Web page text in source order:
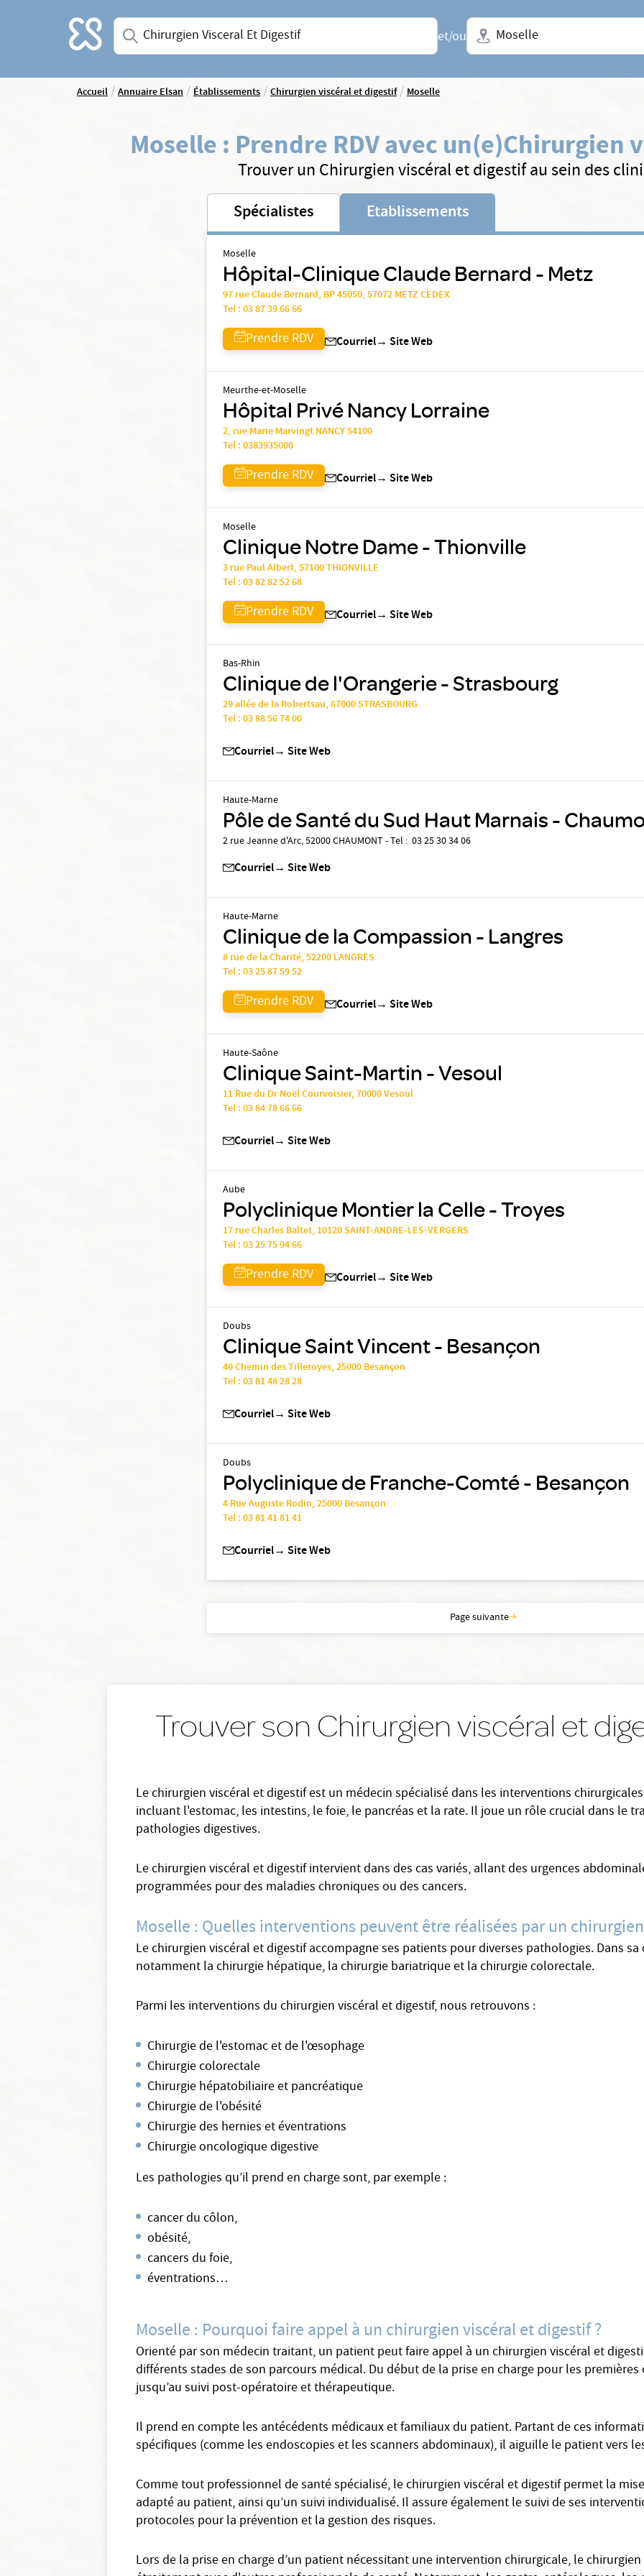
Accueil Saisissez une spécialité ou un service
et/ou
Ville + N° de département,
Accueil/Annuaire Elsan/Établissements/Chirurgien viscéral et digestif/Moselle
Moselle : Prendre RDV avec un(e)Chirurgien
Trouver un Chirurgien viscéral et digestif au sein des
Spécialistes Etablissements
Moselle
Hôpital-Clinique Claude Bernard - Metz
97 rue Claude Bernard, BP 45050, 57072 METZ CEDEX
Tel :03 87 39 66 66
Prendre RDV Courriel→ Site Web
Meurthe-et-Moselle
Hôpital Privé Nancy Lorraine
2, rue Marie Marvingt NANCY 54100
Tel :0383935000
Prendre RDV Courriel→ Site Web
Moselle
Clinique Notre Dame - Thionville
3 rue Paul Albert, 57100 THIONVILLE
Tel :03 82 82 52 68
Prendre RDV Courriel→ Site Web
Bas-Rhin
Clinique de l'Orangerie - Strasbourg
29 allée de la Robertsau, 67000 STRASBOURG
Tel :03 88 56 74 00
Courriel→ Site Web
Haute-Marne
Pôle de Santé du Sud Haut Marnais -
2 rue Jeanne d'Arc, 52000 CHAUMONT - Tel : 03 25 30 34 06
Courriel→ Site Web
Haute-Marne
Clinique de la Compassion - Langres
8 rue de la Charité, 52200 LANGRES
Tel :03 25 87 59 52
Prendre RDV Courriel→ Site Web
Haute-Saône
Clinique Saint-Martin - Vesoul
11 Rue du Dr Noël Courvoisier, 70000 Vesoul
Tel :03 84 78 66 66
Courriel→ Site Web
Aube
Polyclinique Montier la Celle - Troyes
17 rue Charles Baltet, 10120 SAINT-ANDRE-LES-VERGERS
Tel :03 25 75 94 66
Prendre RDV Courriel→ Site Web
Doubs
Clinique Saint Vincent - Besançon
40 Chemin des Tilleroyes, 25000 Besançon
Tel :03 81 48 28 28
Courriel→ Site Web
Doubs
Polyclinique de Franche-Comté - Besançon
4 Rue Auguste Rodin, 25000 Besançon
Tel :03 81 41 81 41
Courriel→ Site Web
Page suivante
Trouver son Chirurgien viscéral et
Le chirurgien viscéral et digestif est un médecin spécialisé dans les interventions
incluant l'estomac, les intestins, le foie, le pancréas et la rate. Il joue un rôle crucial dans le
pathologies digestives.
Le chirurgien viscéral et digestif intervient dans des cas variés, allant des urgences
programmées pour des maladies chroniques ou des cancers.
Moselle : Quelles interventions peuvent être réalisées par un
Le chirurgien viscéral et digestif accompagne ses patients pour diverses pathologies. Dans
notamment la chirurgie hépatique, la chirurgie bariatrique et la chirurgie colorectale.
Parmi les interventions du chirurgien viscéral et digestif, nous retrouvons :
Chirurgie de l'estomac et de l'œsophage
Chirurgie colorectale
Chirurgie hépatobiliaire et pancréatique
Chirurgie de l'obésité
Chirurgie des hernies et éventrations
Chirurgie oncologique digestive
Les pathologies qu’il prend en charge sont, par exemple :
cancer du côlon,
obésité,
cancers du foie,
éventrations…
Moselle : Pourquoi faire appel à un chirurgien viscéral et digestif ?
Orienté par son médecin traitant, un patient peut faire appel à un chirurgien viscéral et
différents stades de son parcours médical. Du début de la prise en charge pour les
jusqu’au suivi post-opératoire et thérapeutique.
Il prend en compte les antécédents médicaux et familiaux du patient. Partant de ces
spécifiques (comme les endoscopies et les scanners abdominaux), il aiguille le patient vers
Comme tout professionnel de santé spécialisé, le chirurgien viscéral et digestif permet la
adapté au patient, ainsi qu’un suivi individualisé. Il assure également le suivi de ses
protocoles pour la prévention et la gestion des risques.
Lors de la prise en charge d’un patient nécessitant une intervention chirurgicale, le